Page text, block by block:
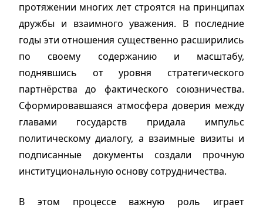
протяжении многих лет строятся на принципах
дружбы и взаимного уважения. В последние
годы эти отношения существенно расширились
по своему содержанию и масштабу,
поднявшись от уровня стратегического
партнёрства до фактического союзничества.
Сформировавшаяся атмосфера доверия между
главами государств придала импульс
политическому диалогу, а взаимные визиты и
подписанные документы создали прочную
институциональную основу сотрудничества.
В этом процессе важную роль играет